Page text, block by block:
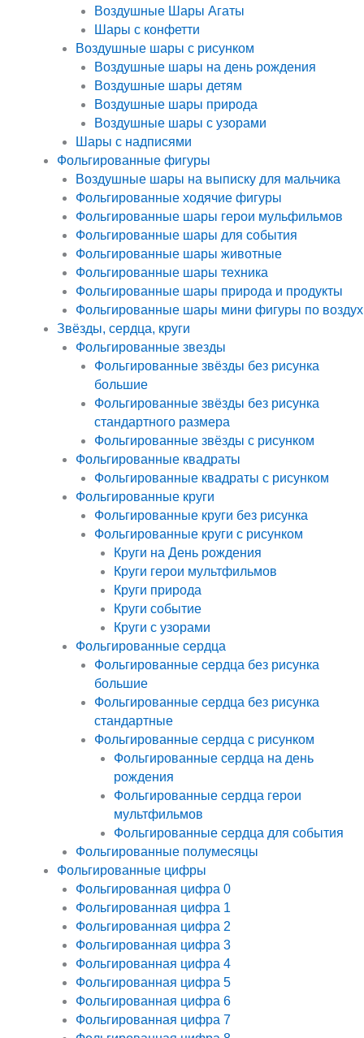
Воздушные Шары Агаты
Шары с конфетти
Воздушные шары с рисунком
Воздушные шары на день рождения
Воздушные шары детям
Воздушные шары природа
Воздушные шары с узорами
Шары с надписями
Фольгированные фигуры
Воздушные шары на выписку для мальчика
Фольгированные ходячие фигуры
Фольгированные шары герои мульфильмов
Фольгированные шары для события
Фольгированные шары животные
Фольгированные шары техника
Фольгированные шары природа и продукты
Фольгированные шары мини фигуры по воздух
Звёзды, сердца, круги
Фольгированные звезды
Фольгированные звёзды без рисунка
большие
Фольгированные звёзды без рисунка
стандартного размера
Фольгированные звёзды с рисунком
Фольгированные квадраты
Фольгированные квадраты с рисунком
Фольгированные круги
Фольгированные круги без рисунка
Фольгированные круги с рисунком
Круги на День рождения
Круги герои мультфильмов
Круги природа
Круги событие
Круги с узорами
Фольгированные сердца
Фольгированные сердца без рисунка
большие
Фольгированные сердца без рисунка
стандартные
Фольгированные сердца с рисунком
Фольгированные сердца на день
рождения
Фольгированные сердца герои
мультфильмов
Фольгированные сердца для события
Фольгированные полумесяцы
Фольгированные цифры
Фольгированная цифра 0
Фольгированная цифра 1
Фольгированная цифра 2
Фольгированная цифра 3
Фольгированная цифра 4
Фольгированная цифра 5
Фольгированная цифра 6
Фольгированная цифра 7